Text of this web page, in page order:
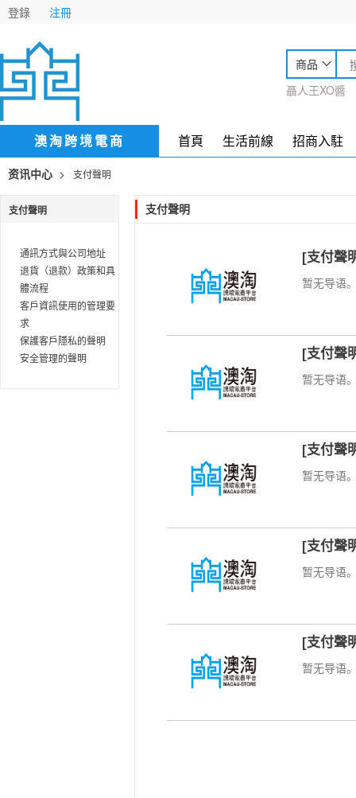
登錄 注冊
商品
聶人王XO醬
澳淘跨境電商 首頁 生活前線 招商入駐
资讯中心 > 支付聲明
支付聲明
通訊方式與公司地址
退貨（退款）政策和具
體流程
客戶資訊使用的管理要
求
保護客戶隱私的聲明
安全管理的聲明
支付聲明
[支付聲
暂无导语
[支付聲
暂无导语
[支付聲
暂无导语
[支付聲
暂无导语
[支付聲
暂无导语